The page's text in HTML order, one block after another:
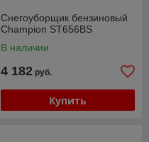
Снегоуборщик бензиновый
Champion ST656BS
В наличии
4 182 руб.
Купить